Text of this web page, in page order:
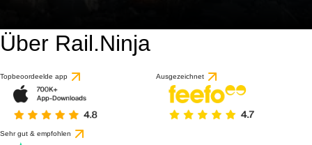
Über Rail.Ninja
Topbeoordeelde app Ausgezeichnet
Sehr gut & empfohlen